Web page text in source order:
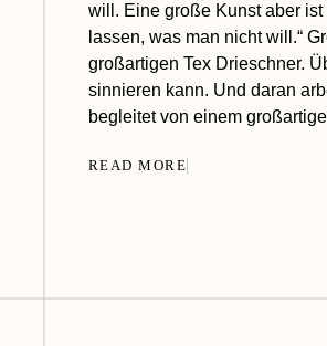
will. Eine große Kunst aber
lassen, was man nicht will.“
großartigen Tex Drieschner.
sinnieren kann. Und daran
begleitet von einem
READ MORE